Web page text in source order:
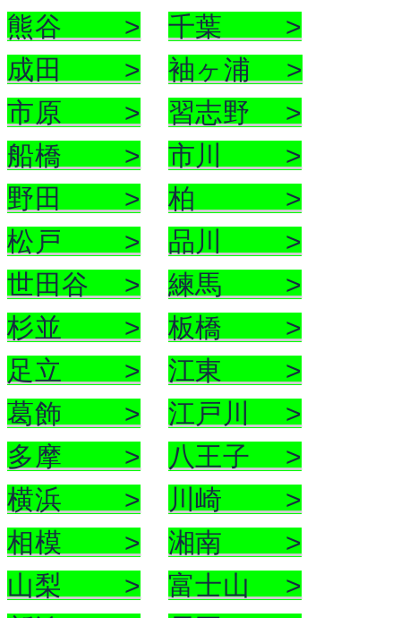
熊谷 >
千葉 >
成田 >
袖ヶ浦 >
市原 >
習志野 >
船橋 >
市川 >
野田 >
柏 >
松戸 >
品川 >
世田谷 >
練馬 >
杉並 >
板橋 >
足立 >
江東 >
葛飾 >
江戸川 >
多摩 >
八王子 >
横浜 >
川崎 >
相模 >
湘南 >
山梨 >
富士山 >